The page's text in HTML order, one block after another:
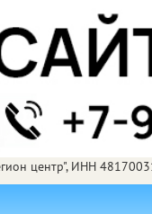
центр", ИНН